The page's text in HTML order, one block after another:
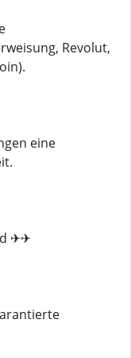
Revolut,
eine
✈✈